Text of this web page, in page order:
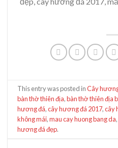
This entry was posted inCây
bàn thờ thiên địa,bàn thờ thiên địa
hương đá,cây hương đá 2017,cây
không mái,mau cay huong bang da
hương đá đẹp.